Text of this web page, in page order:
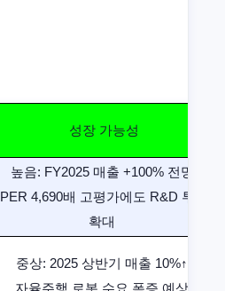
성장 가능성
높음: FY2025 매출 +100% 전망,
PER 4,690배 고평가에도 R&D 투자
확대 ​
중상: 2025 상반기 매출 10%↑,
자율주행 로봇 수요 폭증 예상 ​